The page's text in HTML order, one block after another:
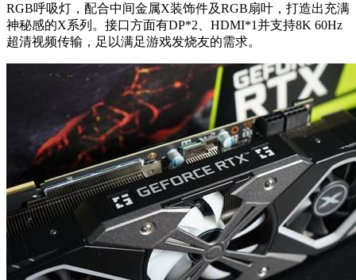
RGB呼吸灯，配合中间金属X装饰件及RGB扇叶，打造出充满
神秘感的X系列。接口方面有DP*2、HDMI*1并支持8K 60Hz
超清视频传输，足以满足游戏发烧友的需求。